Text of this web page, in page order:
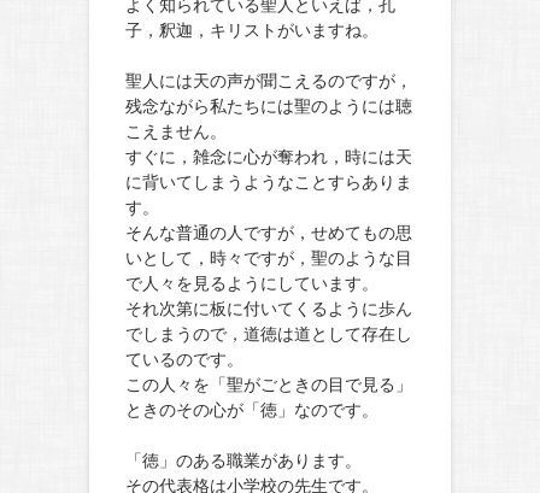
よく知られている聖人といえば，孔
子，釈迦，キリストがいますね。
聖人には天の声が聞こえるのですが，
残念ながら私たちには聖のようには聴
こえません。
すぐに，雑念に心が奪われ，時には天
に背いてしまうようなことすらありま
す。
そんな普通の人ですが，せめてもの思
いとして，時々ですが，聖のような目
で人々を見るようにしています。
それ次第に板に付いてくるように歩ん
でしまうので，道徳は道として存在し
ているのです。
この人々を「聖がごときの目で見る」
ときのその心が「徳」なのです。
「徳」のある職業があります。
その代表格は小学校の先生です。